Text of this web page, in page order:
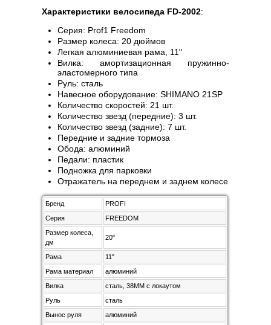
Характеристики велосипеда FD-2002:
Серия: Prof1 Freedom
Размер колеса: 20 дюймов
Легкая алюминиевая рама, 11"
Вилка: амортизационная пружинно-
эластомерного типа
Руль: сталь
Навесное оборудование: SHIMANO 21SP
Количество скоростей: 21 шт.
Количество звезд (передние): 3 шт.
Количество звезд (задние): 7 шт.
Передние и задние тормоза
Обода: алюминий
Педали: пластик
Подножка для парковки
Отражатель на переднем и заднем колесе
Бренд
PROFI
Серия
FREEDOM
Размер колеса,
дм
20"
Рама
11"
Рама материал
алюминий
Вилка
сталь, 38MM с локаутом
Руль
сталь
Вынос руля
алюминий